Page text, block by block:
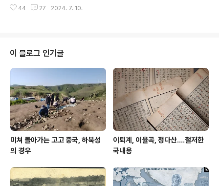
확인할 수 없는 한, 황해를 건너 바로 들어왔다고 보는 건
레플리카를 주로 전시하는 곳이라이 다 뽀개진 비파형동검
바다 건너 한반도 남해안에서는 여수반도만 해도 비파형동
검이 많이 나왔는데도 말이다. 이건 최근 일본 역박과 그 곳
에서 작업하는 연구자들이 제시한 소위 야요이시대의 새로
운 편년을 이해하자고 해도필자가 가장 이해가 안 가는 부
분의 하나이다. ***주라기 공원은 요즘 영화로만 알려져
있지만사실 이 영화 원작은 마이클 클라이..
44 27 2024. 7. 10.
이 블로그 인기글
미쳐 돌아가는 고고 중국, 하북성
의 경우
이퇴계, 이율곡, 정다산....철저한
국내용